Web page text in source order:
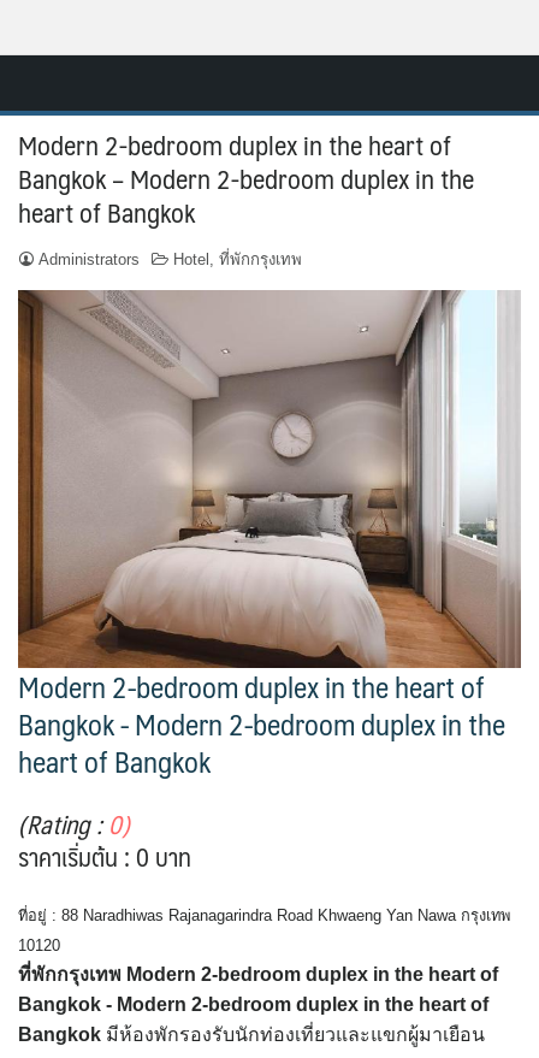
Home
ติดต่อ
ทำเว็บไซต์รีสอร์ท
เกี่ยวกับเรา
Modern 2-bedroom duplex in the heart of
Bangkok – Modern 2-bedroom duplex in the
heart of Bangkok
Administrators Hotel , ที่พักกรุงเทพ
Modern 2-bedroom duplex in the heart of
Bangkok - Modern 2-bedroom duplex in the
heart of Bangkok
(Rating :0)
ราคาเริ่มต้น : 0 บาท
ที่อยู่ : 88 Naradhiwas Rajanagarindra Road Khwaeng Yan Nawa กรุงเทพ
10120
ที่พักกรุงเทพ Modern 2-bedroom duplex in the heart of
Bangkok - Modern 2-bedroom duplex in the heart of
Bangkok มีห้องพักรองรับนักท่องเที่ยวและแขกผู้มาเยือน